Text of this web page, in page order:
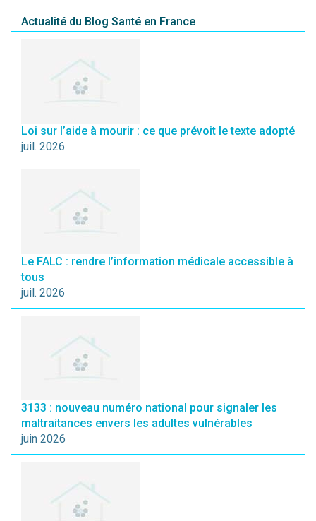
Actualité du Blog Santé en France
Loi sur l’aide à mourir : ce que prévoit le texte adopté
juil. 2026
Le FALC : rendre l’information médicale accessible à
tous
juil. 2026
3133 : nouveau numéro national pour signaler les
maltraitances envers les adultes vulnérables
juin 2026